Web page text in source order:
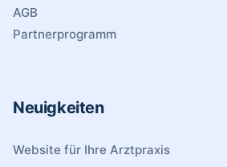
AGB
Partnerprogramm
Neuigkeiten
Website für Ihre Arztpraxis